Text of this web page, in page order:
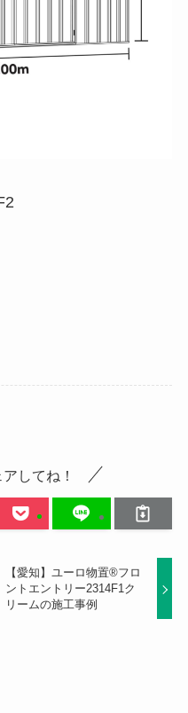
してね！
【愛知】ユーロ物置®フロ
ントエントリー2314F1ク
リームの施工事例